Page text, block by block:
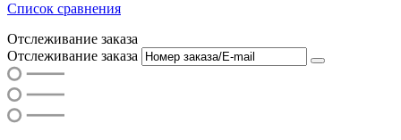
Список сравнения
Отслеживание заказа
Отслеживание заказа